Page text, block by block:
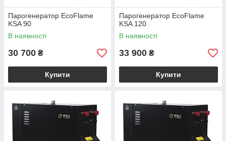
Парогенератор EcoFlame
KSA 90
В наявності
30 700 ₴
Купити
Парогенератор EcoFlame
KSA 120
В наявності
33 900 ₴
Купити